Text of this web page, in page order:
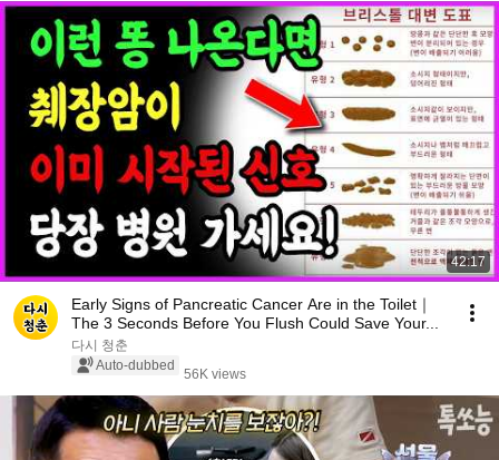
42:17
Early Signs of Pancreatic Cancer Are in the Toilet｜
The 3 Seconds Before You Flush Could Save Your...
다시 청춘
Auto-dubbed
56K views